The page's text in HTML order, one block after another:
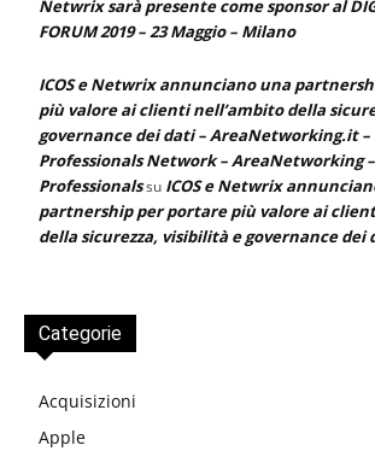
Netwrix sarà presente come sponsor al
FORUM 2019 – 23 Maggio – Milano
ICOS e Netwrix annunciano una
più valore ai clienti nell’ambito della
governance dei dati – AreaNetworking.it –
Professionals Network – AreaNetworking –
Professionalssu ICOS e Netwrix
partnership per portare più valore ai
della sicurezza, visibilità e governance dei
Categorie
Acquisizioni
Apple